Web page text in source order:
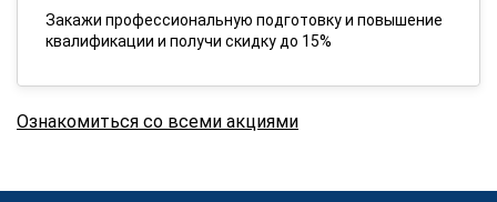
Закажи профессиональную подготовку и повышение
квалификации и получи скидку до 15%
Ознакомиться со всеми акциями